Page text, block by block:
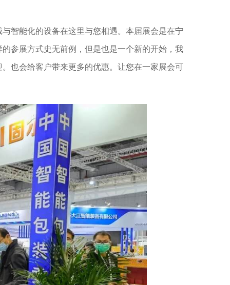
智能化的设备在这里与您相遇。本届展会是在宁
参展方式史无前例，但是也是一个新的开始，我
也会给客户带来更多的优惠。让您在一家展会可